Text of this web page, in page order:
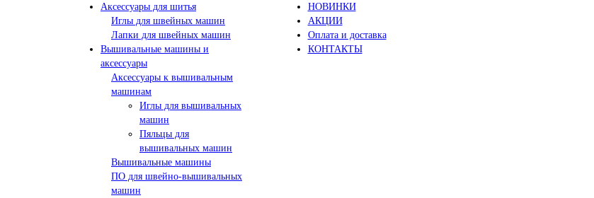
Аксессуары для шитья
Иглы для швейных машин
Лапки для швейных машин
Вышивальные машины и
аксессуары
Аксессуары к вышивальным
машинам
Иглы для вышивальных
машин
Пяльцы для
вышивальных машин
Вышивальные машины
ПО для швейно-вышивальных
машин
НОВИНКИ
АКЦИИ
Оплата и доставка
КОНТАКТЫ